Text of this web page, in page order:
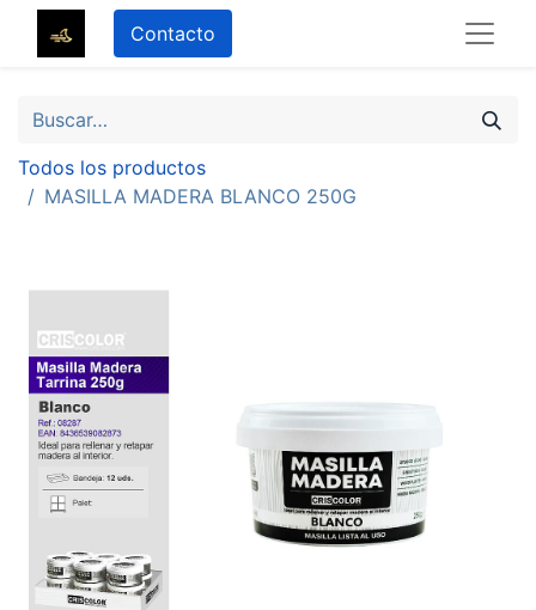
Contacto
Todos los productos
MASILLA MADERA BLANCO 250G